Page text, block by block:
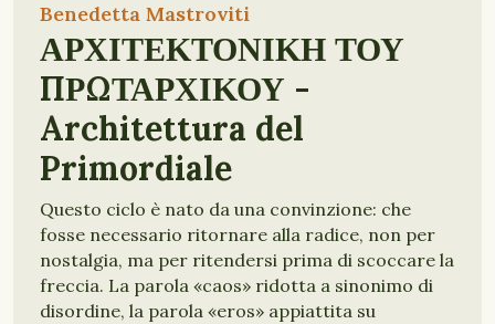
Benedetta Mastroviti
ΑΡΧΙΤΕΚΤΟΝΙΚΗ ΤΟΥ
ΠΡΩΤΑΡΧΙΚΟΥ -
Architettura del
Primordiale
Questo ciclo è nato da una convinzione: che
fosse necessario ritornare alla radice, non per
nostalgia, ma per ritendersi prima di scoccare la
freccia. La parola «caos» ridotta a sinonimo di
disordine, la parola «eros» appiattita su